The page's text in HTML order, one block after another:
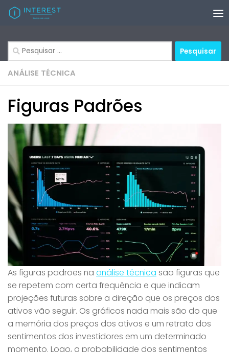
Skip to content
por:
ANÁLISE TÉCNICA
Figuras Padrões
As figuras padrões na análise técnica são figuras que
se repetem com certa frequência e que indicam
projeções futuras sobre a direção que os preços dos
ativos vão seguir. Os gráficos nada mais são do que
a memória dos preços dos ativos e um retrato dos
sentimentos dos investidores em um determinado
momento. Logo, a probabilidade dos sentimentos